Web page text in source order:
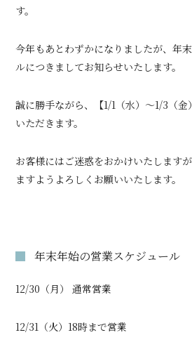
す。
今年もあとわずかになりましたが、年
ルにつきましてお知らせいたします。
誠に勝手ながら、【1/1（水）～1/3（
いただきます。
お客様にはご迷惑をおかけいたします
ますようよろしくお願いいたします。
年末年始の営業スケジュール
12/30（月） 通常営業
12/31（火）18時まで営業